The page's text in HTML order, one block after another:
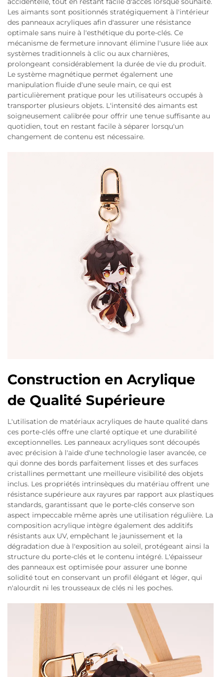
Les aimants sont positionnés stratégiquement à l'intérieur
des panneaux acryliques afin d'assurer une résistance
optimale sans nuire à l'esthétique du porte-clés. Ce
mécanisme de fermeture innovant élimine l'usure liée aux
systèmes traditionnels à clic ou aux charnières,
prolongeant considérablement la durée de vie du produit.
Le système magnétique permet également une
manipulation fluide d'une seule main, ce qui est
particulièrement pratique pour les utilisateurs occupés à
transporter plusieurs objets. L'intensité des aimants est
soigneusement calibrée pour offrir une tenue suffisante au
quotidien, tout en restant facile à séparer lorsqu'un
changement de contenu est nécessaire.
Construction en Acrylique
de Qualité Supérieure
L'utilisation de matériaux acryliques de haute qualité dans
ces porte-clés offre une clarté optique et une durabilité
exceptionnelles. Les panneaux acryliques sont découpés
avec précision à l'aide d'une technologie laser avancée, ce
qui donne des bords parfaitement lisses et des surfaces
cristallines permettant une meilleure visibilité des objets
inclus. Les propriétés intrinsèques du matériau offrent une
résistance supérieure aux rayures par rapport aux plastiques
standards, garantissant que le porte-clés conserve son
aspect impeccable même après une utilisation régulière. La
composition acrylique intègre également des additifs
résistants aux UV, empêchant le jaunissement et la
dégradation due à l'exposition au soleil, protégeant ainsi la
structure du porte-clés et le contenu intégré. L'épaisseur
des panneaux est optimisée pour assurer une bonne
solidité tout en conservant un profil élégant et léger, qui
n'alourdit ni les trousseaux de clés ni les poches.